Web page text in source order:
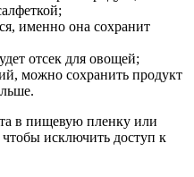
именно она сохранит
отсек для овощей;
можно сохранить продукт
в пищевую пленку или
исключить доступ к